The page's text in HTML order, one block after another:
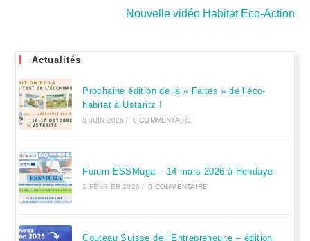
Nouvelle vidéo Habitat Eco-Action
Actualités
Prochaine édition de la « Faites » de l’éco-
habitat à Ustaritz !
8 JUIN 2026 / 0 COMMENTAIRE
Forum ESSMuga – 14 mars 2026 à Hendaye
2 FÉVRIER 2026 / 0 COMMENTAIRE
Couteau Suisse de l’Entrepreneur.e – édition